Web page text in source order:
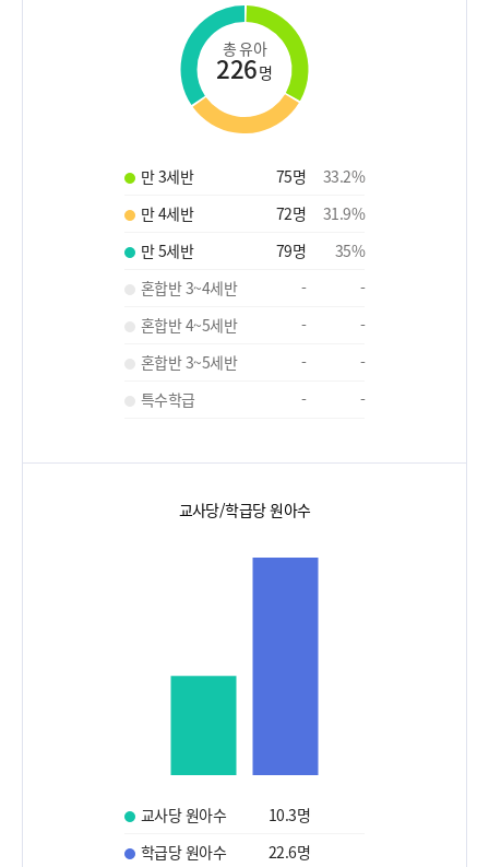
총 유아
226명
만 3세반 75명 33.2%
만 4세반
72명 31.9%
만 5세반
79명 35%
혼합반 3~4세반
-
-
혼합반 4~5세반
-
-
혼합반 3~5세반
-
-
특수학급
- -
교사당/학급당 원아수
교사당 원아수 10.3명
학급당 원아수
22.6명